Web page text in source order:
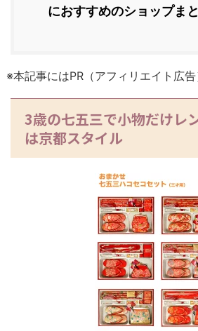
におすすめのショップま
※本記事にはPR（アフィリエイト広告
3歳の七五三で小物だけレ
は京都スタイル